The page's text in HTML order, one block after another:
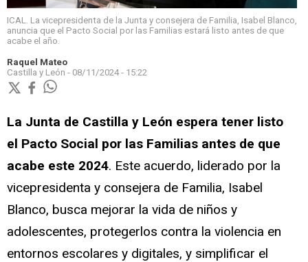
ICAL. La vicepresidenta de la Junta y consejera de Familia, Isabel Blanco,
anuncia que el Pacto Social por las Familias estará listo antes de que
acabe el año.
Raquel Mateo
Castilla y León - 08/11/2024 - 15:22
La Junta de Castilla y León espera tener listo
el Pacto Social por las Familias antes de que
acabe este 2024. Este acuerdo, liderado por la
vicepresidenta y consejera de Familia, Isabel
Blanco, busca mejorar la vida de niños y
adolescentes, protegerlos contra la violencia en
entornos escolares y digitales, y simplificar el